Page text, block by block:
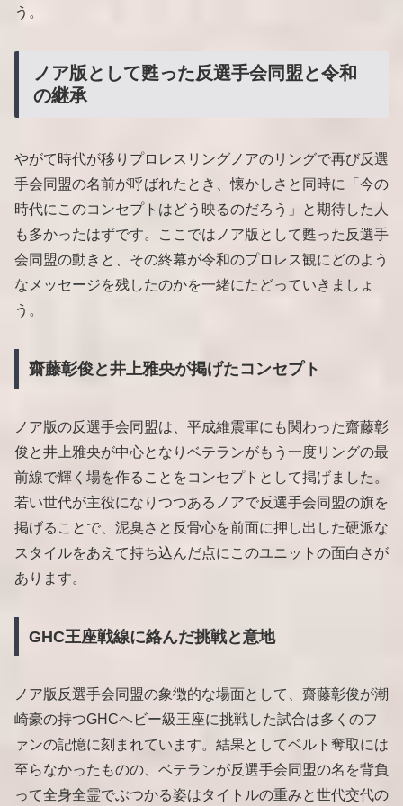
う。
ノア版として甦った反選手会同盟と令和
の継承
やがて時代が移りプロレスリングノアのリングで再び反選
手会同盟の名前が呼ばれたとき、懐かしさと同時に「今の
時代にこのコンセプトはどう映るのだろう」と期待した人
も多かったはずです。ここではノア版として甦った反選手
会同盟の動きと、その終幕が令和のプロレス観にどのよう
なメッセージを残したのかを一緒にたどっていきましょ
う。
齋藤彰俊と井上雅央が掲げたコンセプト
ノア版の反選手会同盟は、平成維震軍にも関わった齋藤彰
俊と井上雅央が中心となりベテランがもう一度リングの最
前線で輝く場を作ることをコンセプトとして掲げました。
若い世代が主役になりつつあるノアで反選手会同盟の旗を
掲げることで、泥臭さと反骨心を前面に押し出した硬派な
スタイルをあえて持ち込んだ点にこのユニットの面白さが
あります。
GHC王座戦線に絡んだ挑戦と意地
ノア版反選手会同盟の象徴的な場面として、齋藤彰俊が潮
崎豪の持つGHCヘビー級王座に挑戦した試合は多くのフ
ァンの記憶に刻まれています。結果としてベルト奪取には
至らなかったものの、ベテランが反選手会同盟の名を背負
って全身全霊でぶつかる姿はタイトルの重みと世代交代の